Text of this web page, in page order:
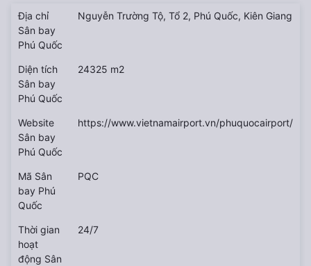
Địa chỉ
Sân bay
Phú Quốc
Nguyễn Trường Tộ, Tổ 2, Phú Quốc, Kiên Giang
Diện tích
Sân bay
Phú Quốc
24325 m2
Website
Sân bay
Phú Quốc
https://www.vietnamairport.vn/phuquocairport/
Mã Sân
bay Phú
Quốc
PQC
Thời gian
hoạt
động Sân
24/7